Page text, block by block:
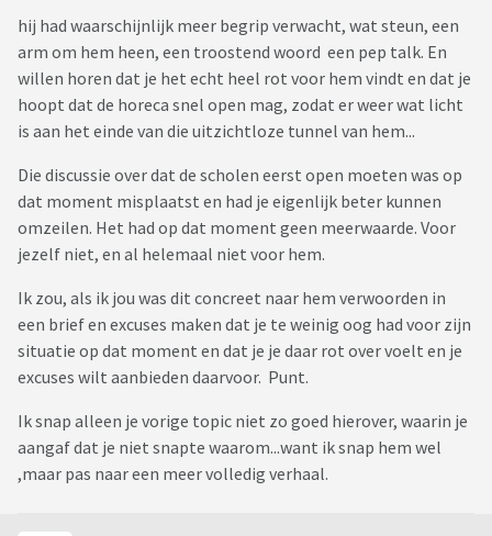
hij had waarschijnlijk meer begrip verwacht, wat steun, een
arm om hem heen, een troostend woord een pep talk. En
willen horen dat je het echt heel rot voor hem vindt en dat je
hoopt dat de horeca snel open mag, zodat er weer wat licht
is aan het einde van die uitzichtloze tunnel van hem...
Die discussie over dat de scholen eerst open moeten was op
dat moment misplaatst en had je eigenlijk beter kunnen
omzeilen. Het had op dat moment geen meerwaarde. Voor
jezelf niet, en al helemaal niet voor hem.
Ik zou, als ik jou was dit concreet naar hem verwoorden in
een brief en excuses maken dat je te weinig oog had voor zijn
situatie op dat moment en dat je je daar rot over voelt en je
excuses wilt aanbieden daarvoor. Punt.
Ik snap alleen je vorige topic niet zo goed hierover, waarin je
aangaf dat je niet snapte waarom...want ik snap hem wel
,maar pas naar een meer volledig verhaal.